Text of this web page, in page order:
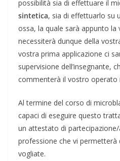
possibilità sia di effettuare il
sintetica, sia di effettuarlo su
ossa, la quale sarà appunto la
necessiterà dunque della
vostra prima applicazione ci
supervisione dell’insegnante,
commenterà il vostro operato
Al termine del corso di
capaci di eseguire questo
un attestato di
professione che vi permetterà
vogliate.